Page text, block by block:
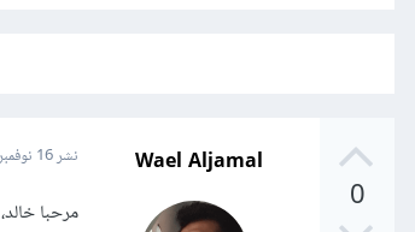
0
Wael Aljamal نشر16 نوفمبر 2020
مرحبا خالد،